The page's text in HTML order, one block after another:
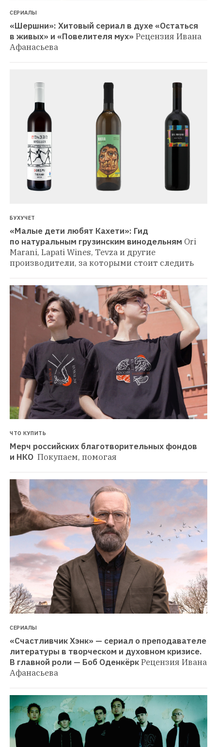
СЕРИАЛЫ
«Шершни»: Хитовый сериал в духе «Остаться
в живых» и «Повелителя мух» Рецензия Ивана
Афанасьева
БУХУЧЕТ
«Малые дети любят Кахети»: Гид
по натуральным грузинским винодельням Ori
Marani, Lapati Wines, Tevza и другие
производители, за которыми стоит следить
ЧТО КУПИТЬ
Мерч российских благотворительных фондов
и НКО Покупаем, помогая
СЕРИАЛЫ
«Счастливчик Хэнк» — сериал о преподавателе
литературы в творческом и духовном кризисе.
В главной роли — Боб ОденкёркРецензия Ивана
Афанасьева